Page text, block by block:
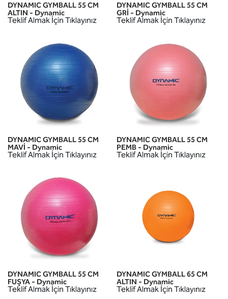
DYNAMIC GYMBALL 55 CM
ALTIN - Dynamic
Teklif Almak İçin Tıklayınız
DYNAMIC GYMBALL 55 CM
GRİ - Dynamic
Teklif Almak İçin Tıklayınız
DYNAMIC GYMBALL 55 CM
MAVİ - Dynamic
Teklif Almak İçin Tıklayınız
DYNAMIC GYMBALL 55 CM
PEMB - Dynamic
Teklif Almak İçin Tıklayınız
DYNAMIC GYMBALL 55 CM
FUŞYA - Dynamic
Teklif Almak İçin Tıklayınız
DYNAMIC GYMBALL 65 CM
ALTIN - Dynamic
Teklif Almak İçin Tıklayınız